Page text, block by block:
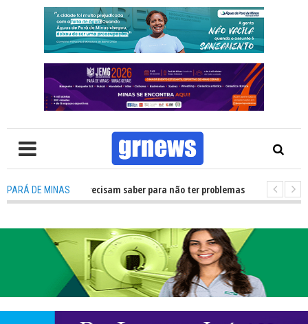
PARÁ DE MINAS
e eleitores precisam saber para não ter problemas nas Eleições 2026